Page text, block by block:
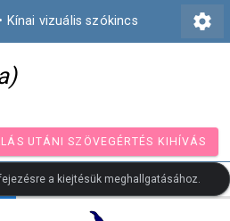
• Kínai vizuális szókincs settings
UTÁNI SZÖVEGÉRTÉS
a kiejtésük meghallgatásához.